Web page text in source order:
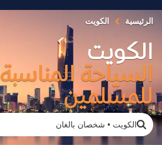
الرئيسية الكويت
الكويت
السياحة المناسبة
للمسلمين
الكويت • شخصان بالغان